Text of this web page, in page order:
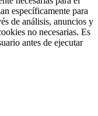
específicamente para
de análisis, anuncios y
no necesarias. Es
antes de ejecutar